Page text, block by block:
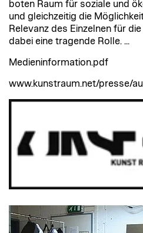
boten Raum für soziale und
und gleichzeitig die
Relevanz des Einzelnen für
dabei eine tragende Rolle. ...
Medieninformation.pdf
www.kunstraum.net/presse/